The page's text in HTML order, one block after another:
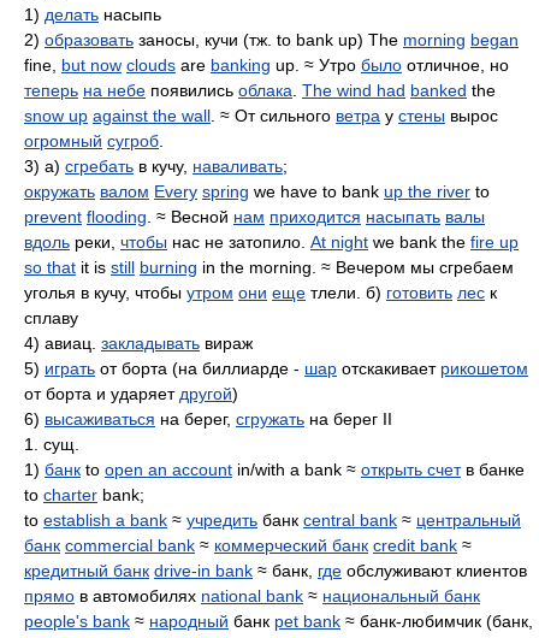
1) делать насыпь
2) образовать заносы, кучи (тж. to bank up) The morning began
fine, but now clouds are banking up. ≈ Утро было отличное, но
теперь на небе появились облака The wind had banked the
snow up against the wall . ≈ От сильного ветра у стены вырос
огромный сугроб
3) а) сгребать в кучу, наваливать;
окружать валом Every spring we have to bank up the river to
prevent flooding . ≈ Весной нам приходится насыпать валы
вдоль реки, чтобы нас не затопило. At night we bank the fire up
so that it is still burning in the morning. ≈ Вечером мы сгребаем
уголья в кучу, чтобы утром они еще тлели. б) готовить лес к
сплаву
4) авиац. закладывать вираж
5) играть от борта (на биллиарде - шар отскакивает рикошетом
от борта и ударяет другой)
6) высаживаться на берег, сгружать на берег II
1. сущ.
1) банк to open an account in/with a bank ≈ открыть счетв банке
to charter bank;
to establish a bank ≈ учредить банк central bank ≈ центральный
банк commercial bank ≈ коммерческий банк credit bank ≈
кредитный банк drive-in bank ≈ банк, где обслуживают клиентов
прямо в автомобилях national bank ≈ национальный банк
people's bank ≈ народный банк pet bank ≈ банк-любимчик (банк,